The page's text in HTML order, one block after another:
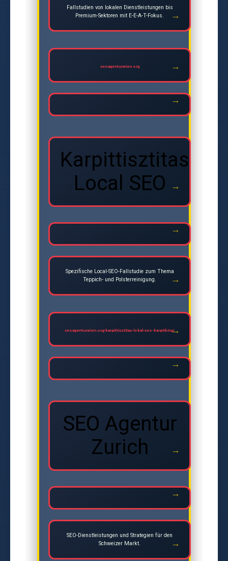
Fallstudien von lokalen Dienstleistungen bis
Premium-Sektoren mit E-E-A-T-Fokus.
seoagenturwien.org
Karpittisztitas
Local SEO
Spezifische Local-SEO-Fallstudie zum Thema
Teppich- und Polsterreinigung.
seoagenturwien.org/karpittisztitas-lokal-seo-karpitking/
SEO Agentur
Zurich
SEO-Dienstleistungen und Strategien für den
Schweizer Markt.